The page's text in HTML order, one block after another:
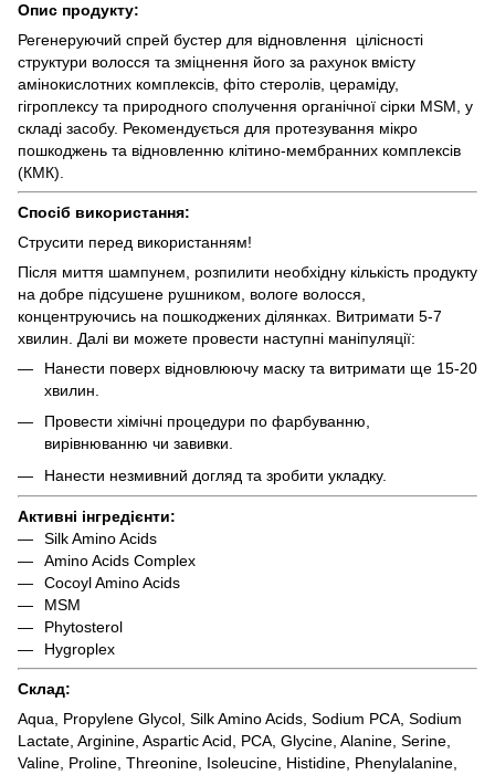
Опис продукту:
Регенеруючий спрей бустер для відновлення цілісності
структури волосся та зміцнення його за рахунок вмісту
амінокислотних комплексів, фіто стеролів, цераміду,
гігроплексу та природного сполучення органічної сірки MSM, у
складі засобу. Рекомендується для протезування мікро
пошкоджень та відновленню клітино-мембранних комплексів
(КМК).
Спосіб використання:
Струсити перед використанням!
Після миття шампунем, розпилити необхідну кількість продукту
на добре підсушене рушником, вологе волосся,
концентруючись на пошкоджених ділянках. Витримати 5-7
хвилин. Далі ви можете провести наступні маніпуляції:
Нанести поверх відновлюючу маску та витримати ще 15-20
хвилин.
Провести хімічні процедури по фарбуванню,
вирівнюванню чи завивки.
Нанести незмивний догляд та зробити укладку.
Активні інгредієнти:
Silk Amino Acids
Amino Acids Complex
Cocoyl Amino Acids
MSM
Phytosterol
Hygroplex
Склад:
Aqua, Propylene Glycol, Silk Amino Acids, Sodium PCA, Sodium
Lactate, Arginine, Aspartic Acid, PCA, Glycine, Alanine, Serine,
Valine, Proline, Threonine, Isoleucine, Histidine, Phenylalanine,